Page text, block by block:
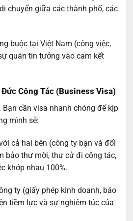
chuyển giữa các thành phố, các
buộc tại Việt Nam (công việc,
quán tin tưởng vào cam kết
Công Tác (Business Visa)
cần visa nhanh chóng để kịp
mình sẽ:
cả hai bên (công ty bạn và đối
bảo thư mời, thư cử đi công tác,
khớp nhau 100%.
ty (giấy phép kinh doanh, báo
tiềm lực và sự nghiêm túc của